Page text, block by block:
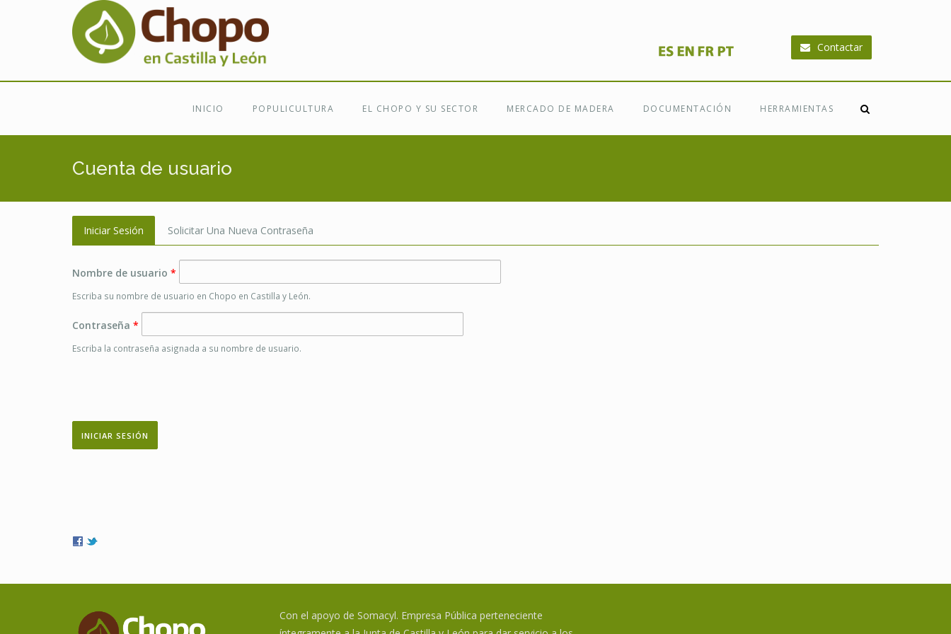
Ir al contenido principal
Contactar
INICIO POPULICULTURA EL CHOPO Y SU SECTOR MERCADO DE MADERA DOCUMENTACIÓN HERRAMIENTAS
Cuenta de usuario
Iniciar Sesión (solapa
Activa)
Solicitar Una Nueva Contraseña
Nombre de usuario *
Escriba su nombre de usuario en Chopo en Castilla y León.
Contraseña *
Escriba la contraseña asignada a su nombre de usuario.
Con el apoyo de Somacyl. Empresa Pública perteneciente